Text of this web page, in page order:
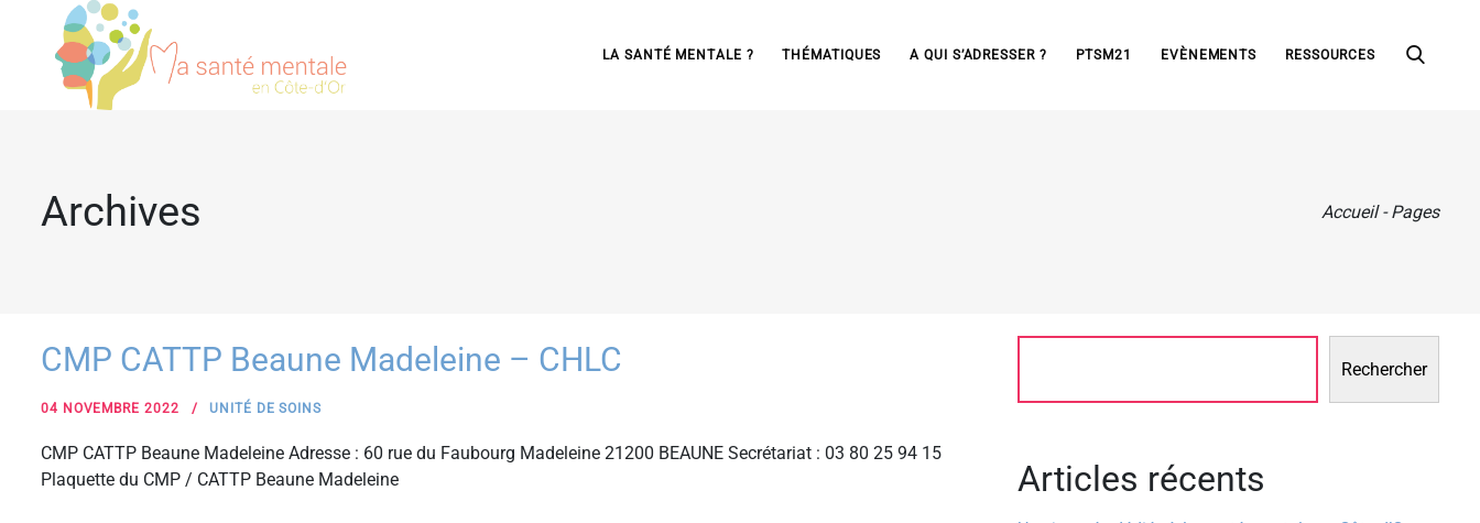
LA SANTÉ MENTALE ? THÉMATIQUES A QUI S’ADRESSER ? PTSM21 EVÈNEMENTS RESSOURCES
Archives Accueil - Pages
CMP CATTP Beaune Madeleine – CHLC
04 NOVEMBRE 2022 UNITÉ DE SOINS
CMP CATTP Beaune Madeleine Adresse : 60 rue du Faubourg Madeleine 21200 BEAUNE Secrétariat : 03 80 25 94 15
Plaquette du CMP / CATTP Beaune Madeleine
Rechercher
Articles récents